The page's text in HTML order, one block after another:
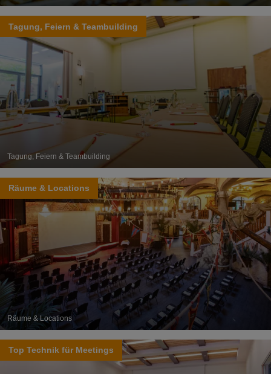
Tagung, Feiern & Teambuilding
Tagung, Feiern & Teambuilding
Räume & Locations
Räume & Locations
Top Technik für Meetings